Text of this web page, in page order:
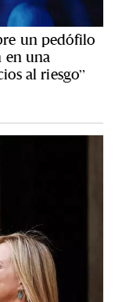
un pedófilo
en una
al riesgo”